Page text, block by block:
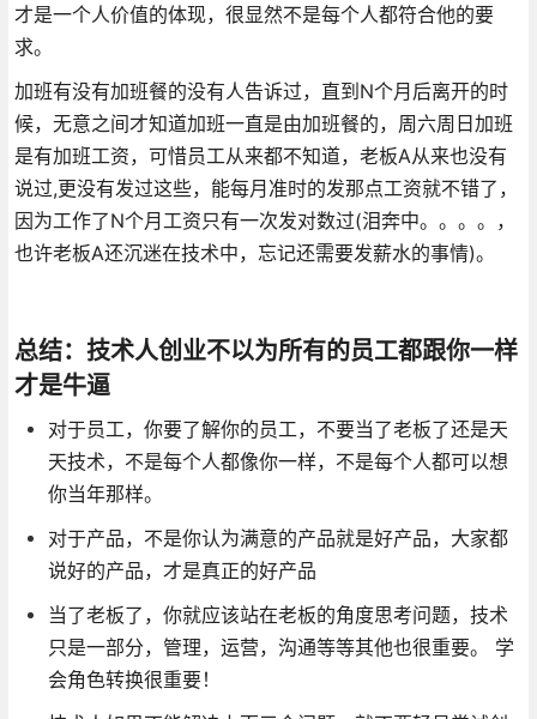
才是一个人价值的体现，很显然不是每个人都符合他的要
求。
加班有没有加班餐的没有人告诉过，直到N个月后离开的时
候，无意之间才知道加班一直是由加班餐的，周六周日加班
是有加班工资，可惜员工从来都不知道，老板A从来也没有
说过,更没有发过这些，能每月准时的发那点工资就不错了，
因为工作了N个月工资只有一次发对数过(泪奔中。。。。，
也许老板A还沉迷在技术中，忘记还需要发薪水的事情)。
总结：技术人创业不以为所有的员工都跟你一样
才是牛逼
对于员工，你要了解你的员工，不要当了老板了还是天
天技术，不是每个人都像你一样，不是每个人都可以想
你当年那样。
对于产品，不是你认为满意的产品就是好产品，大家都
说好的产品，才是真正的好产品
当了老板了，你就应该站在老板的角度思考问题，技术
只是一部分，管理，运营，沟通等等其他也很重要。 学
会角色转换很重要！